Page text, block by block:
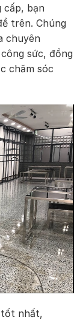
cấp, bạn
trên. Chúng
chuyên
sức, đồng
chăm sóc
tốt nhất,